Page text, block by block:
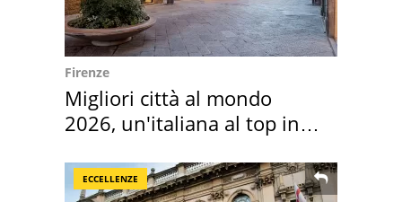
Firenze
Migliori città al mondo
2026, un'italiana al top in
ECCELLENZE